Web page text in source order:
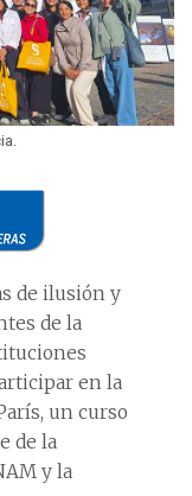
de ilusión y
de la
en la
un curso
de la
y la